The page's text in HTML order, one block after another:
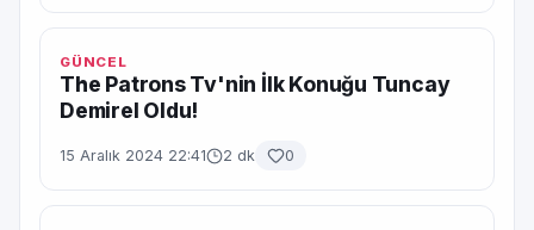
GÜNCEL
The Patrons Tv'nin İlk Konuğu Tuncay
Demirel Oldu!
15 Aralık 2024 22:41 2 dk 0